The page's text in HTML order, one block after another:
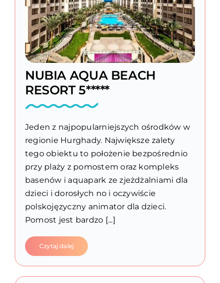
NUBIA AQUA BEACH
RESORT 5*****
Jeden z najpopularniejszych ośrodków w
regionie Hurghady. Największe zalety
tego obiektu to położenie bezpośrednio
przy plaży z pomostem oraz kompleks
basenów i aquapark ze zjeżdżalniami dla
dzieci i dorosłych no i oczywiście
polskojęzyczny animator dla dzieci.
Pomost jest bardzo [...]
Czytaj dalej